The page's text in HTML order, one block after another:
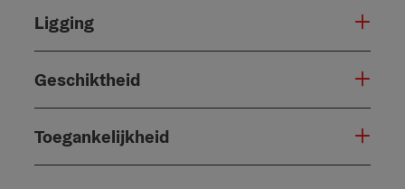
Ligging
Geschiktheid
Toegankelijkheid